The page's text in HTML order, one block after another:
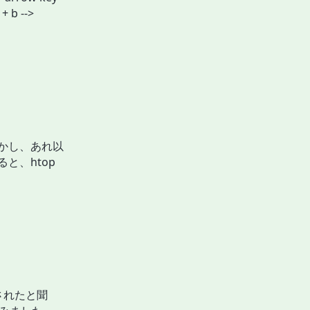
b -->
し、あれ以
と、htop
たと聞